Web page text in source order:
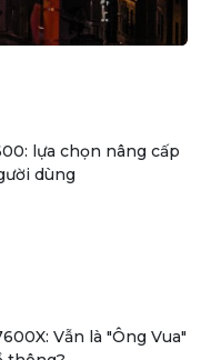
lựa chọn nâng cấp
dùng
Vẫn là "Ông Vua"